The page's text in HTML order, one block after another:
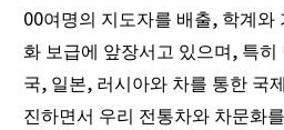
00여명의 지도자를 배출, 학계와
화 보급에 앞장서고 있으며 , 특히
국, 일본, 러시아와 차를 통한 국
진하면서 우리 전통차와 차문화